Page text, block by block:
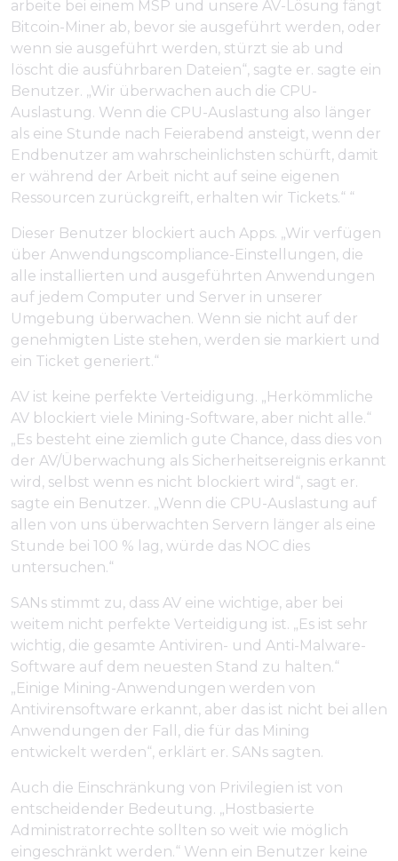
arbeite bei einem MSP und unsere AV-Lösung fängt
Bitcoin-Miner ab, bevor sie ausgeführt werden, oder
wenn sie ausgeführt werden, stürzt sie ab und
löscht die ausführbaren Dateien“, sagte er. sagte ein
Benutzer. „Wir überwachen auch die CPU-
Auslastung. Wenn die CPU-Auslastung also länger
als eine Stunde nach Feierabend ansteigt, wenn der
Endbenutzer am wahrscheinlichsten schürft, damit
er während der Arbeit nicht auf seine eigenen
Ressourcen zurückgreift, erhalten wir Tickets.“ “
Dieser Benutzer blockiert auch Apps. „Wir verfügen
über Anwendungscompliance-Einstellungen, die
alle installierten und ausgeführten Anwendungen
auf jedem Computer und Server in unserer
Umgebung überwachen. Wenn sie nicht auf der
genehmigten Liste stehen, werden sie markiert und
ein Ticket generiert.“
AV ist keine perfekte Verteidigung. „Herkömmliche
AV blockiert viele Mining-Software, aber nicht alle.“
„Es besteht eine ziemlich gute Chance, dass dies von
der AV/Überwachung als Sicherheitsereignis erkannt
wird, selbst wenn es nicht blockiert wird“, sagt er.
sagte ein Benutzer. „Wenn die CPU-Auslastung auf
allen von uns überwachten Servern länger als eine
Stunde bei 100 % lag, würde das NOC dies
untersuchen.“
SANs stimmt zu, dass AV eine wichtige, aber bei
weitem nicht perfekte Verteidigung ist. „Es ist sehr
wichtig, die gesamte Antiviren- und Anti-Malware-
Software auf dem neuesten Stand zu halten.“
„Einige Mining-Anwendungen werden von
Antivirensoftware erkannt, aber das ist nicht bei allen
Anwendungen der Fall, die für das Mining
entwickelt werden“, erklärt er. SANs sagten.
Auch die Einschränkung von Privilegien ist von
entscheidender Bedeutung. „Hostbasierte
Administratorrechte sollten so weit wie möglich
eingeschränkt werden.“ Wenn ein Benutzer keine